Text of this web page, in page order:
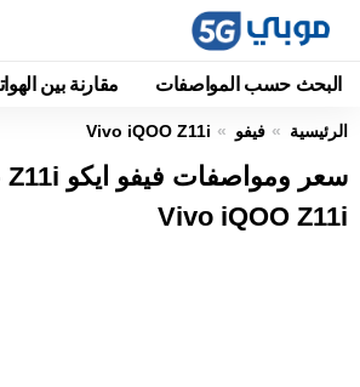
البحث حسب المواصفات مقارنة بين
الرئيسية فيفو Vivo iQOO Z11i
Vivo iQOO Z11i